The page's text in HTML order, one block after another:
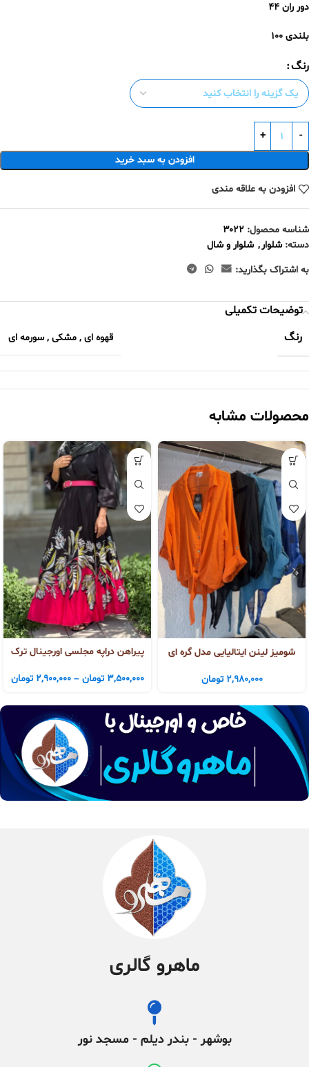
دور ران ۴۴
بلندی ۱۰۰
رنگ
افزودن به سبد خرید
افزودن به علاقه مندی
شناسه محصول: ۳۰۲۲
دسته: شلوار, شلوار و شال
به اشتراک بگذارید:
توضیحات تکمیلی
رنگ
قهوه ای , مشکی ,سورمه ای
محصولات مشابه
شومیز لینن ایتالیایی مدل گره ای
2,980,000 تومان
پیراهن دراپه مجلسی اورجینال ترک
3,500,000 تومان –
2,900,000 تومان
ماهرو گالری
بوشهر - بندر دیلم - مسجد نور